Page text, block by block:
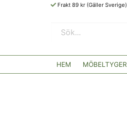
Frakt 89 kr (Gäller Sverige)
HEM MÖBELTYGER